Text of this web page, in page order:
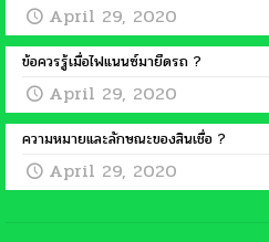
April 29, 2020
ข้อควรรู้เมื่อไฟแนนซ์มายึดรถ ?
April 29, 2020
ความหมายและลักษณะของสินเชื่อ ?
April 29, 2020